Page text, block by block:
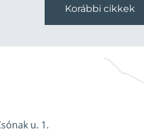
Korábbi cikkek
u. 1.